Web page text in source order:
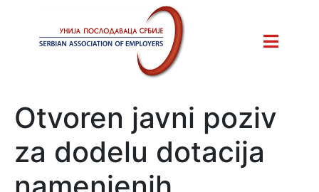
Otvoren javni poziv
za dodelu dotacija